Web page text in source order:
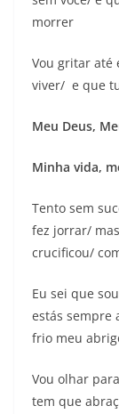
morrer
Vou gritar até
viver/ e que
Meu Deus,
Minha vida,
Tento sem
fez jorrar/
crucificou/
Eu sei que
estás sempre
frio meu
Vou olhar
tem que